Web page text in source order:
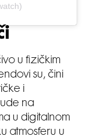
u fizičkim
su, čini
i
na
u digitalnom
atmosferu u